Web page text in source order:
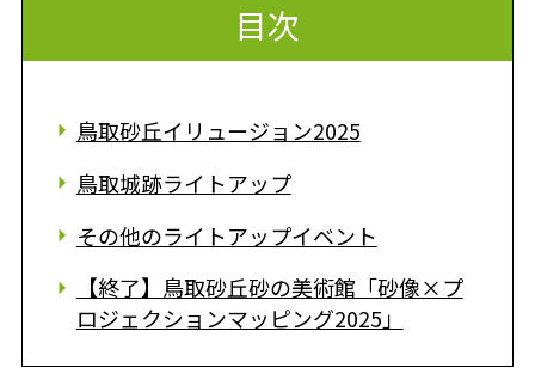
目次
鳥取砂丘イリュージョン2025
鳥取城跡ライトアップ
その他のライトアップイベント
【終了】鳥取砂丘砂の美術館「砂像×プ
ロジェクションマッピング2025」